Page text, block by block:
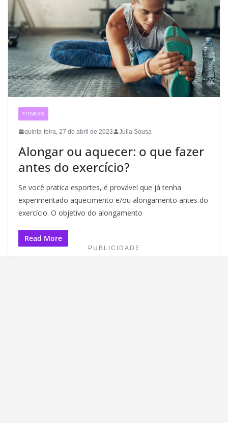
FITNESS
quinta-feira, 27 de abril de 2023 Julia Sousa
Alongar ou aquecer: o que fazer
antes do exercício?
Se você pratica esportes, é provável que já tenha
experimentado aquecimento e/ou alongamento antes do
exercício. O objetivo do alongamento
Read More
PUBLICIDADE